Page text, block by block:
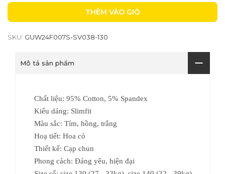
THÊM VÀO GIỎ
SKU: GUW24F007S-SV038-130
Mô tả sản phẩm
Chất liệu: 95% Cotton, 5% Spandex
Kiểu dáng: Slimfit
Màu sắc: Tím, hồng, trắng
Hoạ tiết: Hoa cỏ
Thiết kế: Cạp chun
Phong cách: Đáng yêu, hiện đại